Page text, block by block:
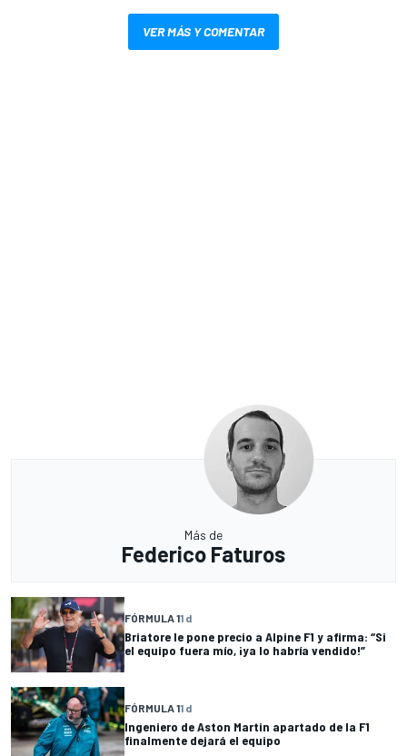
VER MÁS Y COMENTAR
Más de
Federico Faturos
FÓRMULA 11 d
Briatore le pone precio a Alpine F1 y afirma: “Si
el equipo fuera mío, ¡ya lo habría vendido!”
FÓRMULA 11 d
Ingeniero de Aston Martin apartado de la F1
finalmente dejará el equipo